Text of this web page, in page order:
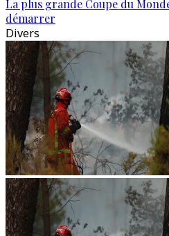
La plus grande Coupe du
démarrer
Divers